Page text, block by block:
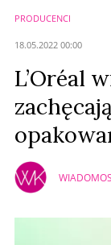
PRODUCENCI
18.05.2022 00:00
L’Oréal